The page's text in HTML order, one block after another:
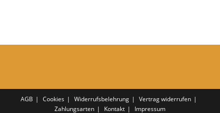
AGB Cookies Widerrufsbelehrung
Vertrag widerrufen
Zahlungsarten
Kontakt Impressum